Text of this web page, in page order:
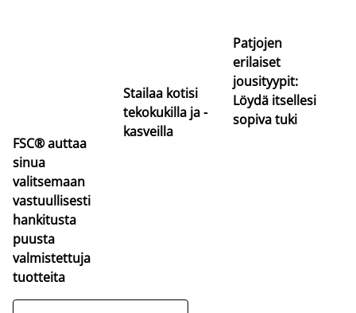
FSC® auttaa
sinua
valitsemaan
vastuullisesti
hankitusta
puusta
valmistettuja
tuotteita
Stailaa kotisi
tekokukilla ja -
kasveilla
Patjojen
erilaiset
jousityypit:
Löydä itsellesi
sopiva tuki